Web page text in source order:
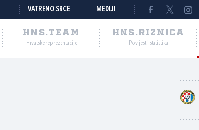
VATRENO SRCE MEDIJI
HNS.TEAM
Hrvatske reprezentacije
HNS.RIZNICA
Povijest i statistika